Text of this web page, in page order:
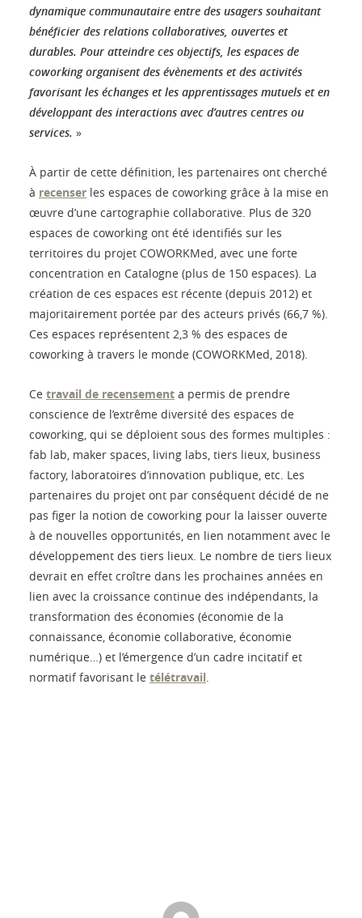
dynamique communautaire entre des usagers souhaitant
bénéficier des relations collaboratives, ouvertes et
durables. Pour atteindre ces objectifs, les espaces de
coworking organisent des évènements et des activités
favorisant les échanges et les apprentissages mutuels et en
développant des interactions avec d’autres centres ou
services. »
À partir de cette définition, les partenaires ont cherché
à recenser les espaces de coworking grâce à la mise en
œuvre d’une cartographie collaborative. Plus de 320
espaces de coworking ont été identifiés sur les
territoires du projet COWORKMed, avec une forte
concentration en Catalogne (plus de 150 espaces). La
création de ces espaces est récente (depuis 2012) et
majoritairement portée par des acteurs privés (66,7 %).
Ces espaces représentent 2,3 % des espaces de
coworking à travers le monde (COWORKMed, 2018).
Ce travail de recensement a permis de prendre
conscience de l’extrême diversité des espaces de
coworking, qui se déploient sous des formes multiples :
fab lab, maker spaces, living labs, tiers lieux, business
factory, laboratoires d’innovation publique, etc. Les
partenaires du projet ont par conséquent décidé de ne
pas figer la notion de coworking pour la laisser ouverte
à de nouvelles opportunités, en lien notamment avec le
développement des tiers lieux. Le nombre de tiers lieux
devrait en effet croître dans les prochaines années en
lien avec la croissance continue des indépendants, la
transformation des économies (économie de la
connaissance, économie collaborative, économie
numérique…) et l’émergence d’un cadre incitatif et
normatif favorisant le télétravail.